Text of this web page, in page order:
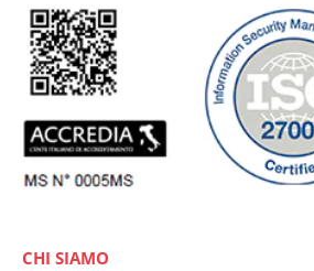
CHI SIAMO